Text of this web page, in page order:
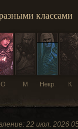
классами
К
М Некр.
О
22 июл. 2026